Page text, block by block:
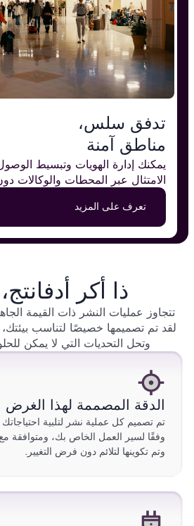
تدفق سلس،
مناطق آمنة
يمكنك إدارة الهويات وتبسيط
الامتثال عبر المحطات والوكالات
تعرف على المزيد
ذا أكر
تتجاوز عمليات النشر ذات القيمة
لقد تم تصميمها خصيصًا لتناسب بيئتك،
وتحل التحديات التي لا يمكن
الدقة المصممة لهذا الغرض
تم تصميم كل عملية نشر لتلبية احتياجاتك
وفقًا لسير العمل الخاص بك، ومتوافقة
وتم تكوينها لتلائم دون فرض التغيير.